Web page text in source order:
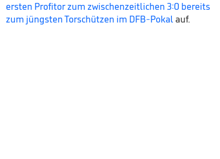
ersten Profitor zum zwischenzeitlichen 3:0 bereits
zum jüngsten Torschützen im DFB-Pokal auf.